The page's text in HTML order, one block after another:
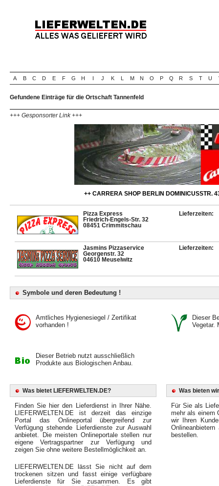
A B C D E F G H I J K L M N O P Q R S T U
Gefundene Einträge für die Ortschaft Tannenfeld
+++ Gesponsorter Link +++
++ CARRERA SHOP BERLIN DOMINICUSSTR.
Pizza Express
Friedrich-Engels-Str. 32
08451 Crimmitschau
Lieferzeiten:
Jasmins Pizzaservice
Georgenstr. 32
04610 Meuselwitz
Lieferzeiten:
Symbole und deren Bedeutung !
Amtliches Hygienesiegel / Zertifikat
vorhanden !
Dieser
Vegetar.
Dieser Betrieb nutzt ausschließlich
Produkte aus Biologischen Anbau.
Was bietet LIEFERWELTEN.DE?
Finden Sie hier den Lieferdienst in Ihrer Nähe.
LIEFERWELTEN.DE ist derzeit das einzige
Portal das Onlineportal übergreifend zur
Verfügung stehende Lieferdienste zur Auswahl
anbietet. Die meisten Onlineportale stellen nur
eigene Vertragspartner zur Verfügung und
zeigen Sie ohne weitere Bestellmöglichkeit an.
LIEFERWELTEN.DE lässt Sie nicht auf dem
trockenen sitzen und fasst einige verfügbare
Lieferdienste für Sie zusammen. Es gibt
Was bieten
Für Sie als
mehr als einem
wir Ihren
bestellen.